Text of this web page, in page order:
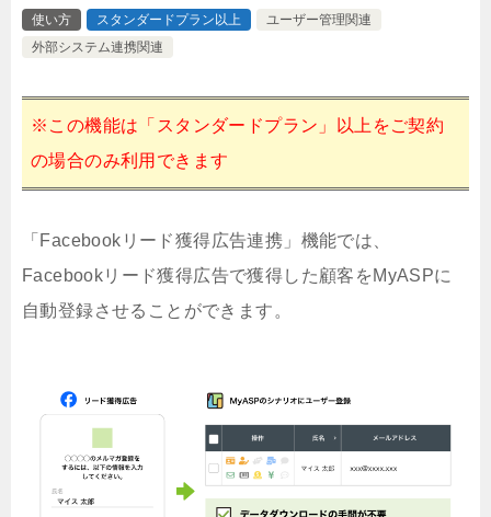
使い方
スタンダードプラン以上
ユーザー管理関連
外部システム連携関連
※この機能は「スタンダードプラン」以上をご契約
の場合のみ利用できます
「Facebookリード獲得広告連携」機能では、
Facebookリード獲得広告で獲得した顧客をMyASPに
自動登録させることができます。